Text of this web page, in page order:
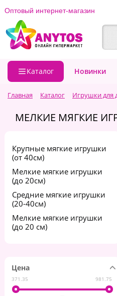
Оптовый интернет-магазин
Каталог Новинки
Главная Каталог Игрушки для
МЕЛКИЕ МЯГКИЕ
Крупные мягкие игрушки
(от 40см)
Мелкие мягкие игрушки
(до 20см)
Средние мягкие игрушки
(20-40см)
Мелкие мягкие игрушки
(до 20 см)
Цена
371.35 981.75